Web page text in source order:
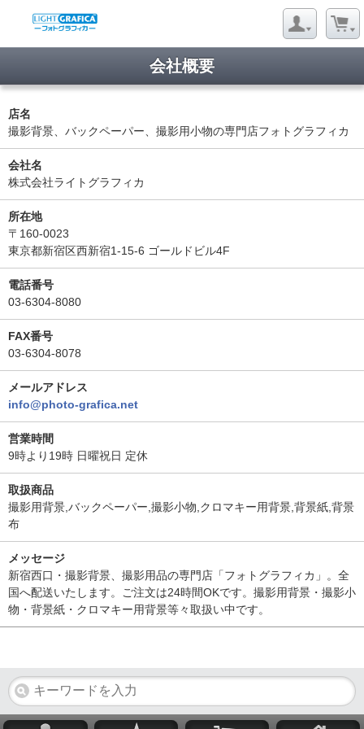
会社概要
店名
撮影背景、バックペーパー、撮影用小物の専門店フォトグラフィカ
会社名
株式会社ライトグラフィカ
所在地
〒160-0023
東京都新宿区西新宿1-15-6 ゴールドビル4F
電話番号
03-6304-8080
FAX番号
03-6304-8078
メールアドレス
info@photo-grafica.net
営業時間
9時より19時 日曜祝日 定休
取扱商品
撮影用背景,バックペーパー,撮影小物,クロマキー用背景,背景紙,背景
布
メッセージ
新宿西口・撮影背景、撮影用品の専門店「フォトグラフィカ」。全
国へ配送いたします。ご注文は24時間OKです。撮影用背景・撮影小
物・背景紙・クロマキー用背景等々取扱い中です。